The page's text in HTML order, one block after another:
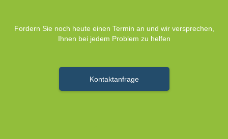
Fordern Sie noch heute einen Termin an und wir versprechen,
Ihnen bei jedem Problem zu helfen
Kontaktanfrage